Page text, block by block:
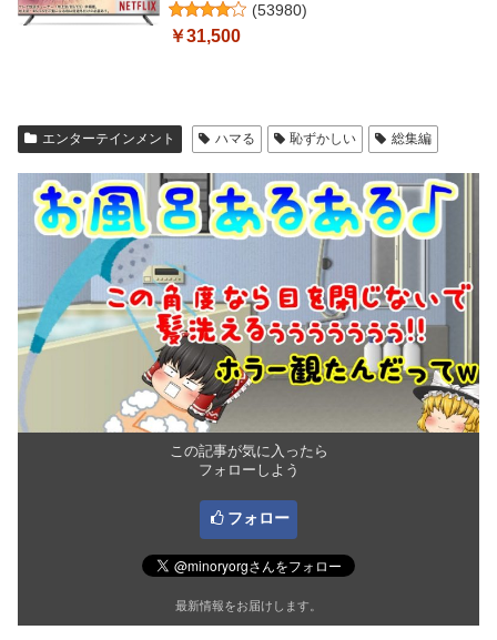
(53980)
￥31,500
エンターテインメント ハマる 恥ずかしい 総集編
この記事が気に入ったら
フォローしよう
フォロー
最新情報をお届けします。